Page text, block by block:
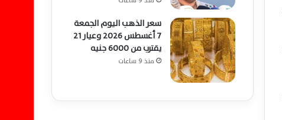
سعر الذهب اليوم الجمعة
7 أغسطس 2026 وعيار 21
يقترب من 6000 جنيه
منذ 9 ساعات